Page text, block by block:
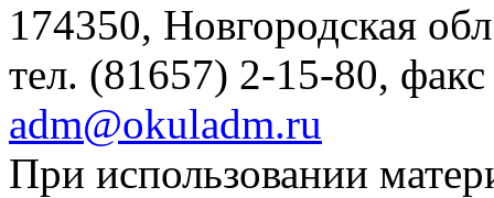
174350, Новгородская
тел. (81657) 2-15-80,
adm@okuladm.ru
При использовании